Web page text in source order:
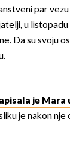
par
u
Da su svoju
je
je nakon nje